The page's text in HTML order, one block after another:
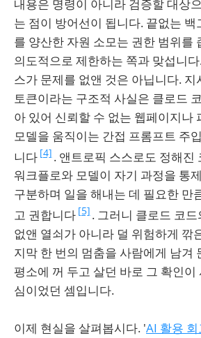
내용은 명령이 아니라 검증할 대상
는 점이 방어선이 됩니다. 끝없는
를 양산한 자원 소모는 권한 범위를
의도적으로 제한하는 쪽과 맞섭니
스가 문제를 없앤 것은 아닙니다.
토큰이라는 구조적 사실은 클로드
아 있어 신뢰할 수 없는 웹페이지나
모델을 움직이는 간접 프롬프트 주
니다 [4] . 앤트로픽 스스로도 정해진
워크플로와 모델이 자기 과정을 통
구분하며 일을 해내는 데 필요한 만
고 권합니다 [5] . 그러니 클로드 코
없앤 열쇠가 아니라 덜 위험하게 깎
지막 한 번의 멈춤을 사람에게 남겨
평소에 꺼 두고 살던 바로 그 확인이
심이었던 셈입니다.
이제 현실을 살펴봅시다. 'AI 활용